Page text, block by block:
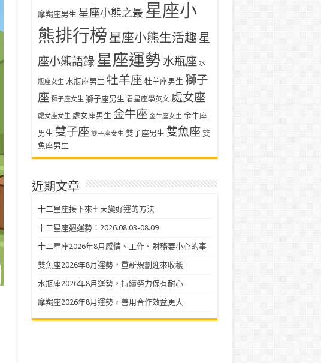
摩羯座男生 星座小熊之最 星座小
熊排行榜 星座小熊生活趣 星
座小熊語錄星座運勢 水瓶座 水
瓶座女生 水瓶座男生 牡羊座 牡羊座男生 獅子
座 獅子座女生 獅子座男生 看星座學英文 處女座
處女座女生 處女座男生 金牛座 金牛座女生 金牛座
男生 雙子座 雙子座女生 雙子座男生 雙魚座 雙
魚座男生
近期文章
十二星座接下來七天變好運的方法
十二星座週運勢：2026.08.03-08.09
十二星座2026年8月感情、工作、財務要小心的事
雙魚座2026年8月運勢，重新規劃迎來收穫
水瓶座2026年8月運勢，持續努力保有耐心
摩羯座2026年8月運勢，善用合作效益更大